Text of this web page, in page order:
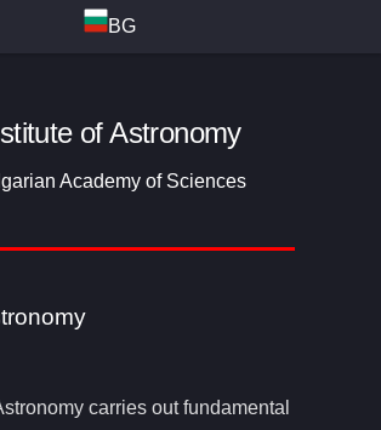
of Astronomy
Academy of Sciences
carries out fundamental
BG